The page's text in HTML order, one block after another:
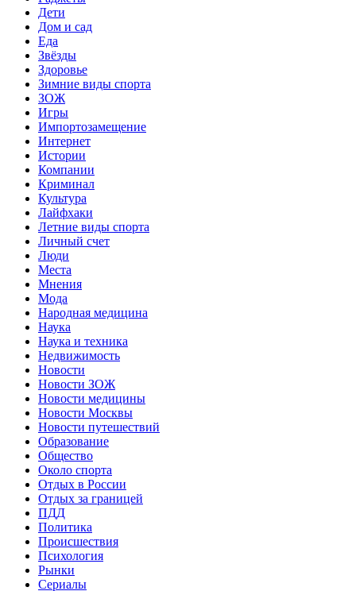
Дети
Дом и сад
Еда
Звёзды
Здоровье
Зимние виды спорта
ЗОЖ
Игры
Импортозамещение
Интернет
Истории
Компании
Криминал
Культура
Лайфхаки
Летние виды спорта
Личный счет
Люди
Места
Мнения
Мода
Народная медицина
Наука
Наука и техника
Недвижимость
Новости
Новости ЗОЖ
Новости медицины
Новости Москвы
Новости путешествий
Образование
Общество
Около спорта
Отдых в России
Отдых за границей
ПДД
Политика
Происшествия
Психология
Рынки
Сериалы